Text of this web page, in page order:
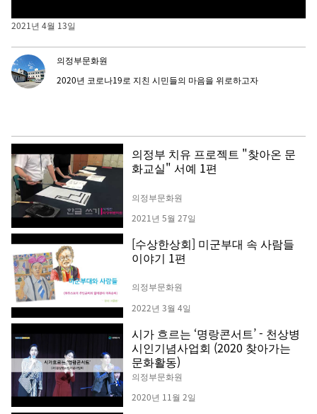
2021년 4월 13일
의정부문화원
2020년 코로나19로 지친 시민들의 마음을 위로하고자
의정부 치유 프로젝트 "찾아온 문
화교실" 서예 1편
의정부문화원
2021년 5월 27일
[수상한상회] 미군부대 속 사람들
이야기 1편
의정부문화원
2022년 3월 4일
시가 흐르는 ‘명랑콘서트’ - 천상병
시인기념사업회 (2020 찾아가는
문화활동)
의정부문화원
2020년 11월 2일